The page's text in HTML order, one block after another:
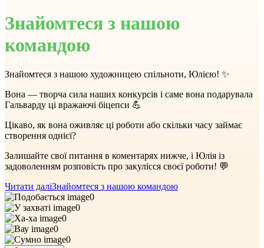
Знайомтеся з нашою
командою
Знайомтеся з нашою художницею спільноти, Юлією! ✨
Вона — творча сила наших конкурсів і саме вона подарувала
Гальварду ці вражаючі біцепси 💪
Цікаво, як вона оживляє ці роботи або скільки часу займає
створення однієї?
Залишайте свої питання в коментарях нижче, і Юлія із
задоволенням розповість про закулісся своєї роботи! 💬
Читати даліЗнайомтеся з нашою командою
0
0
0
0
0